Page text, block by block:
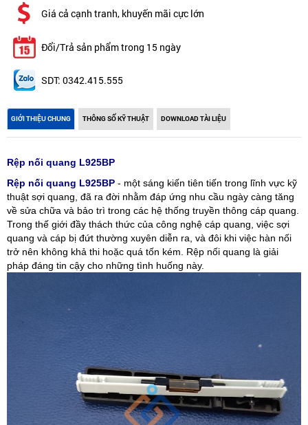
Giá cả cạnh tranh, khuyến mãi cực lớn
Đổi/Trả sản phẩm trong 15 ngày
SDT: 0342.415.555
GIỚI THIỆU CHUNG THÔNG SỐ KỸ THUẬT DOWNLOAD TÀI LIỆU
Rệp nối quang L925BP
Rệp nối quang L925BP - một sáng kiến tiên tiến trong lĩnh vực kỹ
thuật sợi quang, đã ra đời nhằm đáp ứng nhu cầu ngày càng tăng
về sửa chữa và bảo trì trong các hệ thống truyền thông cáp quang.
Trong thế giới đầy thách thức của công nghệ cáp quang, việc sợi
quang và cáp bị đứt thường xuyên diễn ra, và đôi khi việc hàn nối
trở nên không khả thi hoặc quá tốn kém. Rệp nối quang là giải
pháp đáng tin cậy cho những tình huống này.